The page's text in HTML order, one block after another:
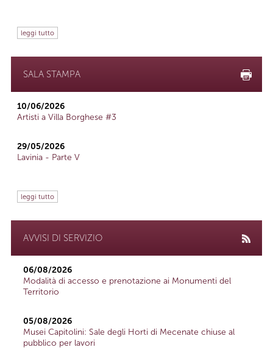
leggi tutto
SALA STAMPA
10/06/2026
Artisti a Villa Borghese #3
29/05/2026
Lavinia - Parte V
leggi tutto
AVVISI DI SERVIZIO
06/08/2026
Modalità di accesso e prenotazione ai Monumenti del
Territorio
05/08/2026
Musei Capitolini: Sale degli Horti di Mecenate chiuse al
pubblico per lavori